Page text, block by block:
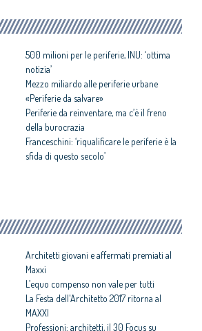
500 milioni per le periferie, INU: ‘ottima
notizia’
Mezzo miliardo alle periferie urbane
«Periferie da salvare»
Periferie da reinventare, ma c’è il freno
della burocrazia
Franceschini: ‘riqualificare le periferie è la
sfida di questo secolo’
Architetti giovani e affermati premiati al
Maxxi
L’equo compenso non vale per tutti
La Festa dell'Architetto 2017 ritorna al
MAXXI
Professioni: architetti, il 30 Focus su